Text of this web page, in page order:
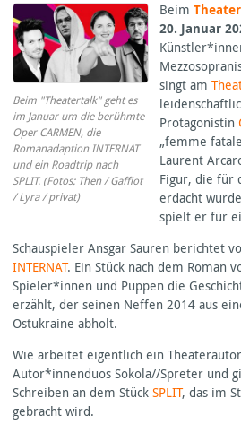
Beim "Theatertalk" geht es
im Januar um die berühmte
Oper CARMEN, die
Romanadaption INTERNAT
und ein Roadtrip nach
SPLIT. (Fotos: Then / Gaffiot
/ Lyra / privat)
Beim
20. Januar
singt am
Protagonistin
„femme
Laurent
Figur, die für
erdacht
spielt er für
Schauspieler Ansgar Sauren berichtet
INTERNAT. Ein Stück nach dem Roman
Spieler*innen und Puppen die
erzählt, der seinen Neffen 2014 aus
Ostukraine abholt.
Wie arbeitet eigentlich ein
Autor*innenduos Sokola//Spreter und
Schreiben an dem Stück SPLIT, das im
gebracht wird.